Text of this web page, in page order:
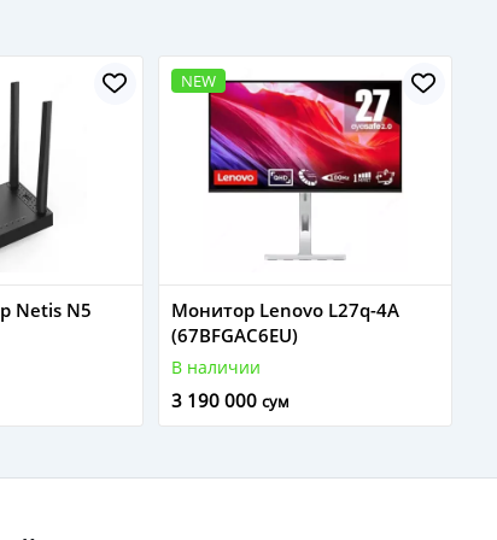
Netis N5
NEW
Монитор Lenovo L27q-4A
(67BFGAC6EU)
В наличии
3 190 000 сум